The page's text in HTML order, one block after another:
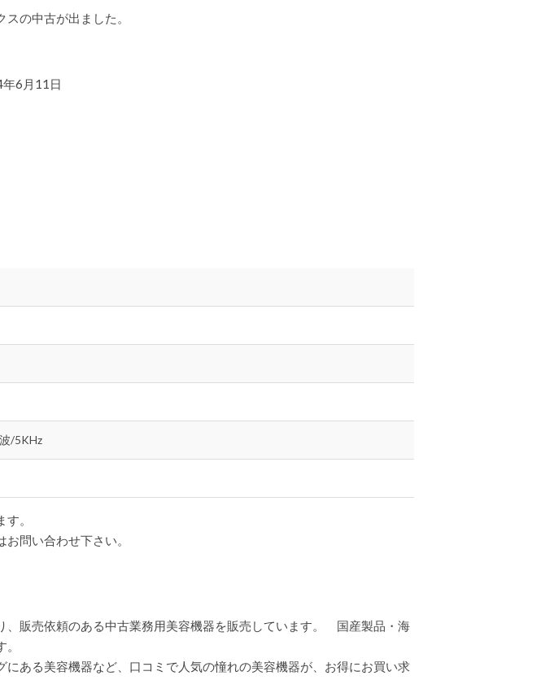
の中古が出ました。
6月11日
/5KHz
。
問い合わせ下さい。
、販売依頼のある中古業務用美容機器を販売しています。 国産製品・海
にある美容機器など、口コミで人気の憧れの美容機器が、お得にお買い求